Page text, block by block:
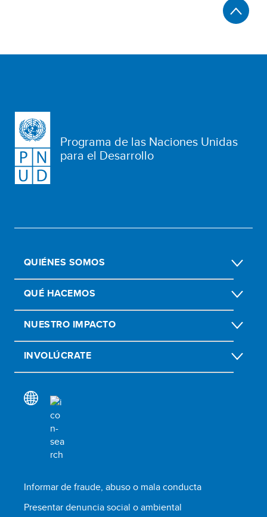
Programa de las Naciones Unidas
para el Desarrollo
QUIÉNES SOMOS
QUÉ HACEMOS
NUESTRO IMPACTO
INVOLÚCRATE
Informar de fraude, abuso o mala conducta
Presentar denuncia social o ambiental